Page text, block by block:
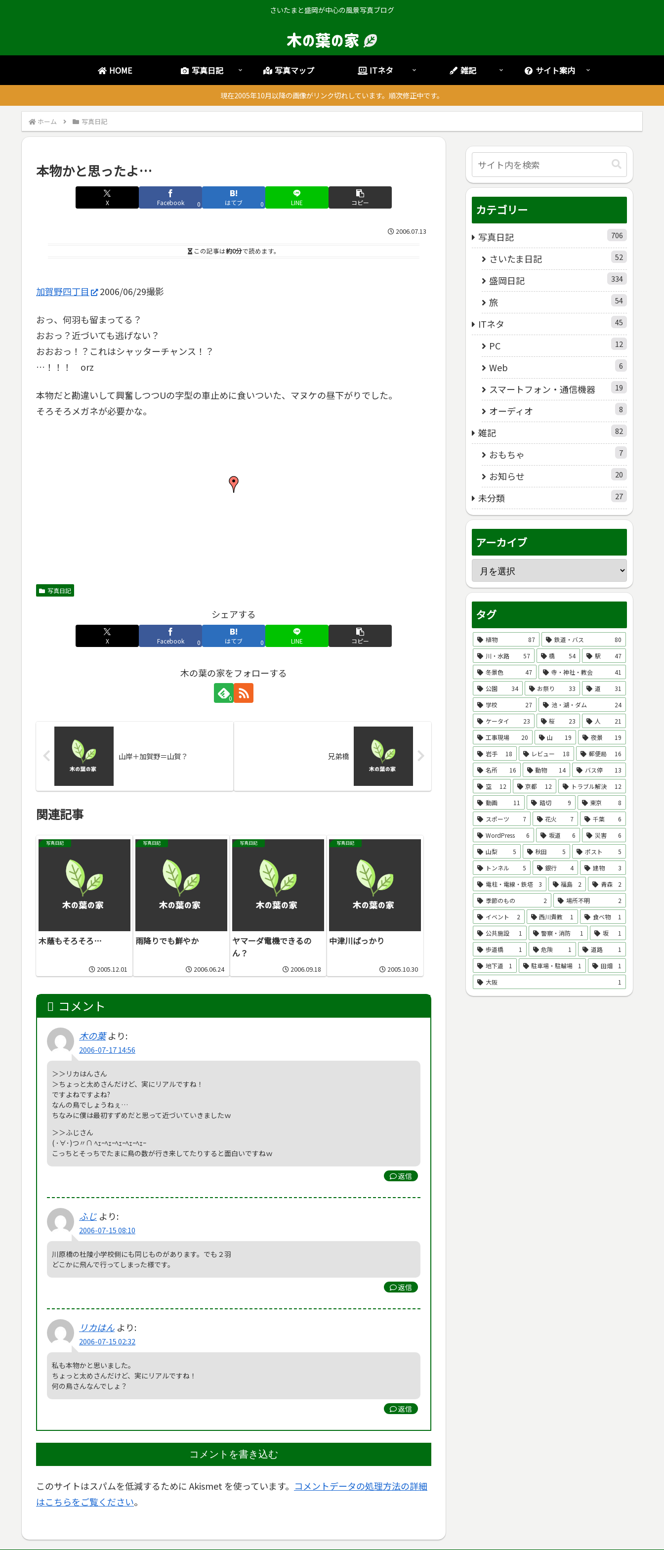
さいたまと盛岡が中心の風景写真ブログ
HOME 写真日記 写真マップ ITネタ 雑記 サイト案内
現在2005年10月以降の画像がリンク切れしています。順次修正中です。
ホーム 写真日記
本物かと思ったよ…
X Facebook 0 はてブ 0 LINE コピー
2006.07.13
この記事は約0分で読めます。
加賀野四丁目 2006/06/29撮影
おっ、何羽も留まってる？
おおっ？近づいても逃げない？
おおおっ！？これはシャッターチャンス！？
…！！！ orz
本物だと勘違いして興奮しつつUの字型の車止めに食いついた、マヌケの昼下がりでした。
そろそろメガネが必要かな。
写真日記
シェアする
X Facebook 0 はてブ 0 LINE コピー
木の葉の家をフォローする
0
山岸＋加賀野＝山賀？ 兄弟橋
関連記事
写真日記
木蔭もそろそろ…
2005.12.01
写真日記
雨降りでも鮮やか
2006.06.24
写真日記
ヤマーダ電機できるの
ん？
2006.09.18
写真日記
中津川ばっかり
2005.10.30
コメント
木の葉 より:
2006-07-17 14:56
＞＞リカはんさん
＞ちょっと太めさんだけど、実にリアルですね！
ですよねですよね?
なんの鳥でしょうねぇ…
ちなみに僕は最初すずめだと思って近づいていきましたｗ
＞＞ふじさん
( ･∀･)つ〃∩ ﾍｪｰﾍｪｰﾍｪｰﾍｪｰﾍｪｰ
こっちとそっちでたまに鳥の数が行き来してたりすると面白いですねｗ
返信
ふじ より:
2006-07-15 08:10
川原橋の杜陵小学校側にも同じものがあります。でも２羽
どこかに飛んで行ってしまった様です。
返信
リカはん より:
2006-07-15 02:32
私も本物かと思いました。
ちょっと太めさんだけど、実にリアルですね！
何の鳥さんなんでしょ？
返信
コメントを書き込む
このサイトはスパムを低減するために Akismet を使っています。 コメントデータの処理方法の詳細
はこちらをご覧ください。
カテゴリー
写真日記 706
さいたま日記 52
盛岡日記 334
旅 54
ITネタ 45
PC 12
Web 6
スマートフォン・通信機器 19
オーディオ 8
雑記 82
おもちゃ 7
お知らせ 20
未分類 27
アーカイブ
タグ
植物 87 鉄道・バス
80
川・水路
57 橋 54 駅
47
冬景色
47 寺・神社・教会
41
公園
34 お祭り 33 道
31
学校
27 池・湖・ダム
24
ケータイ
23 桜 23 人
21
工事現場
20 山 19 夜景
19
岩手
18 レビュー 18 郵便局
16
名所
16 動物 14 バス停
13
空
12 京都 12 トラブル解決
12
動画
11 踏切 9 東京
8
スポーツ
7 花火 7 千葉
6
WordPress
6 坂道 6 災害
6
山梨
5 秋田 5 ポスト
5
トンネル
5 銀行 4 建物
3
電柱・電線・鉄塔
3 福島 2 青森
2
季節のもの
2 場所不明
2
イベント
2 西川貴教 1 食べ物
1
公共施設
1 警察・消防 1 坂
1
歩道橋
1 危険 1 道路
1
地下道
1 駐車場・駐輪場 1 田畑
1
大阪
1